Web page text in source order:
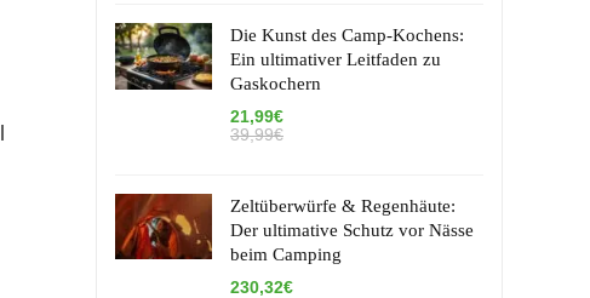
Die Kunst des Camp-Kochens:
Ein ultimativer Leitfaden zu
Gaskochern
21,99€
39,99€
Zeltüberwürfe & Regenhäute:
Der ultimative Schutz vor Nässe
beim Camping
230,32€